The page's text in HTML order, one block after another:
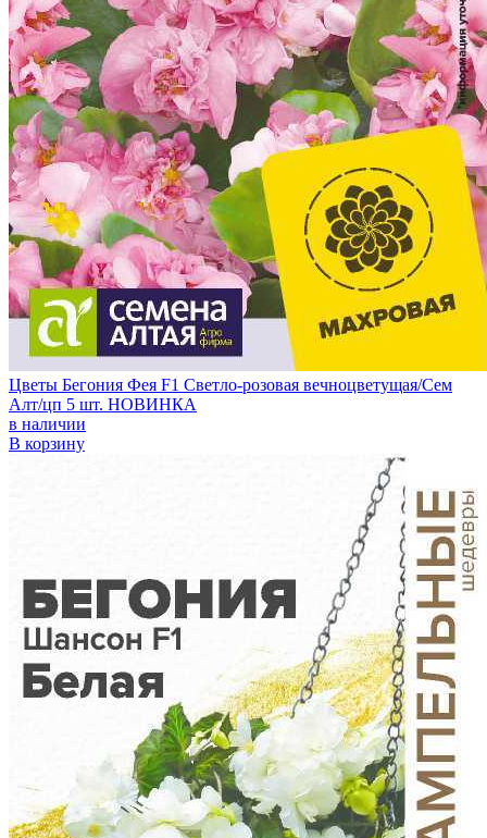
Цветы Бегония Фея F1 Светло-розовая вечноцветущая/Сем
Алт/цп 5 шт. НОВИНКА
в наличии
В корзину